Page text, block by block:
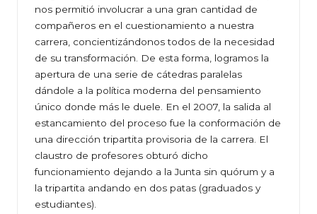
nos permitió involucrar a una gran cantidad de
compañeros en el cuestionamiento a nuestra
carrera, concientizándonos todos de la necesidad
de su transformación. De esta forma, logramos la
apertura de una serie de cátedras paralelas
dándole a la política moderna del pensamiento
único donde más le duele. En el 2007, la salida al
estancamiento del proceso fue la conformación de
una dirección tripartita provisoria de la carrera. El
claustro de profesores obturó dicho
funcionamiento dejando a la Junta sin quórum y a
la tripartita andando en dos patas (graduados y
estudiantes).